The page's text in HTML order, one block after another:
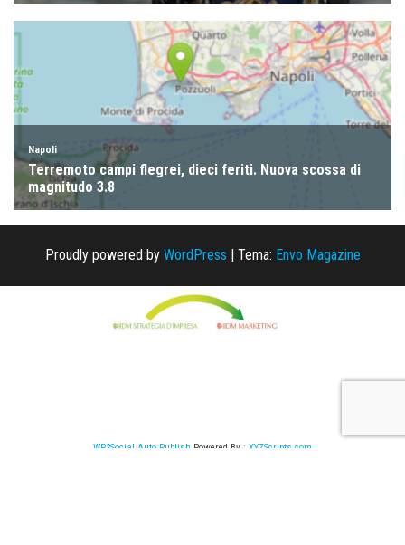
Proudly powered by WordPress Tema: Envo Magazine
WP2Social Auto Publish Powered By : XYZScripts.com